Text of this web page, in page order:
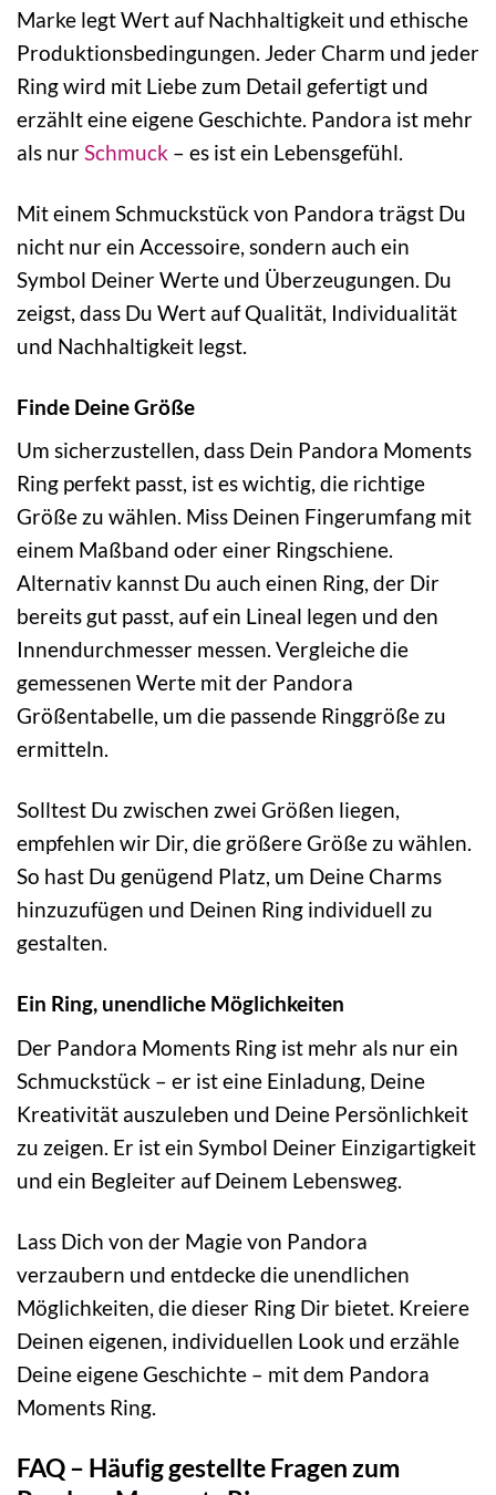
Marke legt Wert auf Nachhaltigkeit und ethische
Produktionsbedingungen. Jeder Charm und jeder
Ring wird mit Liebe zum Detail gefertigt und
erzählt eine eigene Geschichte. Pandora ist mehr
als nurSchmuck – es ist ein Lebensgefühl.
Mit einem Schmuckstück von Pandora trägst Du
nicht nur ein Accessoire, sondern auch ein
Symbol Deiner Werte und Überzeugungen. Du
zeigst, dass Du Wert auf Qualität, Individualität
und Nachhaltigkeit legst.
Finde Deine Größe
Um sicherzustellen, dass Dein Pandora Moments
Ring perfekt passt, ist es wichtig, die richtige
Größe zu wählen. Miss Deinen Fingerumfang mit
einem Maßband oder einer Ringschiene.
Alternativ kannst Du auch einen Ring, der Dir
bereits gut passt, auf ein Lineal legen und den
Innendurchmesser messen. Vergleiche die
gemessenen Werte mit der Pandora
Größentabelle, um die passende Ringgröße zu
ermitteln.
Solltest Du zwischen zwei Größen liegen,
empfehlen wir Dir, die größere Größe zu wählen.
So hast Du genügend Platz, um Deine Charms
hinzuzufügen und Deinen Ring individuell zu
gestalten.
Ein Ring, unendliche Möglichkeiten
Der Pandora Moments Ring ist mehr als nur ein
Schmuckstück – er ist eine Einladung, Deine
Kreativität auszuleben und Deine Persönlichkeit
zu zeigen. Er ist ein Symbol Deiner Einzigartigkeit
und ein Begleiter auf Deinem Lebensweg.
Lass Dich von der Magie von Pandora
verzaubern und entdecke die unendlichen
Möglichkeiten, die dieser Ring Dir bietet. Kreiere
Deinen eigenen, individuellen Look und erzähle
Deine eigene Geschichte – mit dem Pandora
Moments Ring.
FAQ – Häufig gestellte Fragen zum